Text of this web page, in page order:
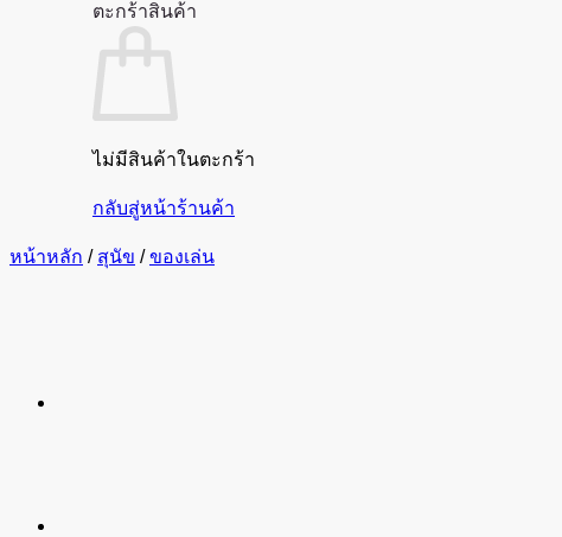
ตะกร้าสินค้า
ไม่มีสินค้าในตะกร้า
กลับสู่หน้าร้านค้า
หน้าหลัก / สุนัข / ของเล่น